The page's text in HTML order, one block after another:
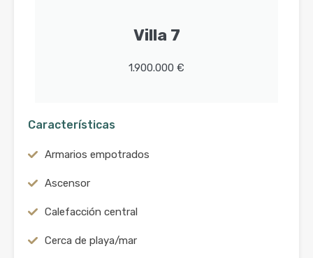
Villa 7
1.900.000 €
Características
Armarios empotrados
Ascensor
Calefacción central
Cerca de playa/mar